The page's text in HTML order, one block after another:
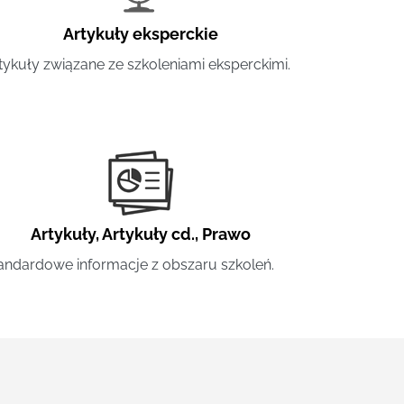
Artykuły eksperckie
związane ze szkoleniami eksperckimi.
Artykuły,Artykuły cd., Prawo
informacje z obszaru szkoleń.